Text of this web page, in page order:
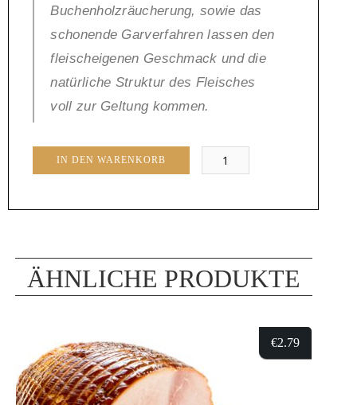
Buchenholzräucherung, sowie das
schonende Garverfahren lassen den
fleischeigenen Geschmack und die
natürliche Struktur des Fleisches
voll zur Geltung kommen.
Menge
IN DEN WARENKORB
ÄHNLICHE PRODUKTE
€2.79